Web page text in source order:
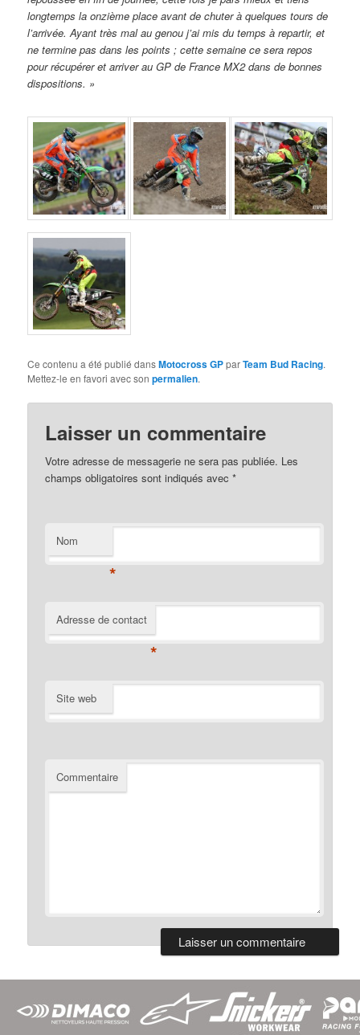
longtemps la onzième place avant de chuter à quelques tours de
l’arrivée. Ayant très mal au genou j’ai mis du temps à repartir, et
ne termine pas dans les points ; cette semaine ce sera repos
pour récupérer et arriver au GP de France MX2 dans de bonnes
dispositions. »
Ce contenu a été publié dansMotocross GPparTeam Bud Racing.
Mettez-le en favori avec sonpermalien.
Laisser un commentaire
Votre adresse de messagerie ne sera pas publiée. Les
champs obligatoires sont indiqués avec*
Nom
*
Adresse de contact
*
Site web
Commentaire